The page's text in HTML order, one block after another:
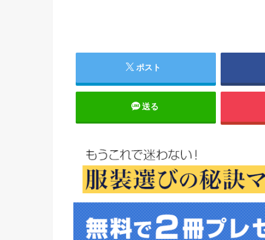
ポスト
送る